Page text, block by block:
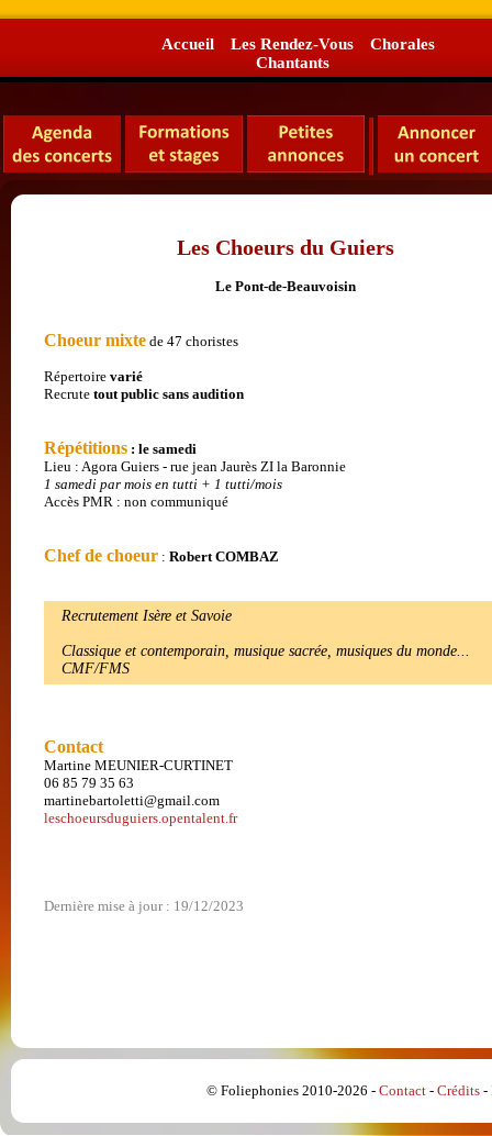
Accueil
Les Rendez-Vous
Chantants
Chorales
Les Choeurs du Guiers
Le Pont-de-Beauvoisin
Choeur mixte de 47 choristes
Répertoire varié
Recrute tout public sans audition
Répétitions : le samedi
Lieu : Agora Guiers - rue jean Jaurès ZI la Baronnie
1 samedi par mois en tutti + 1 tutti/mois
Accès PMR : non communiqué
Chef de choeur : Robert COMBAZ
Recrutement Isère et Savoie
Classique et contemporain, musique sacrée, musiques du monde...
CMF/FMS
Contact
Martine MEUNIER-CURTINET
06 85 79 35 63
martinebartoletti@gmail.com
leschoeursduguiers.opentalent.fr
Dernière mise à jour : 19/12/2023
© Foliephonies 2010-2026 - Contact- Crédits-